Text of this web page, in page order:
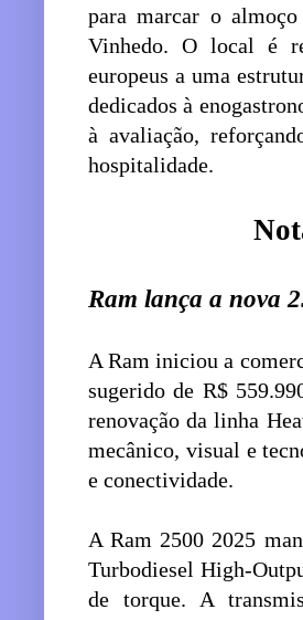
para marcar o
Vinhedo. O local é
europeus a uma
dedicados à
à avaliação,
hospitalidade.
Ram lança a nova
A Ram iniciou a
sugerido de R$
renovação da linha
mecânico, visual e
e conectividade.
A Ram 2500 2025
Turbodiesel High-
de torque. A